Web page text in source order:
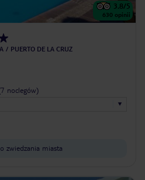
3.8/5
630 opinii
PUERTO DE LA CRUZ
noclegów)
zwiedzania miasta